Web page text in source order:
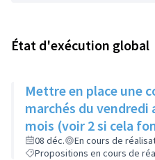
État d'exécution global
Mettre en place une
marchés du vendredi
mois (voir 2 si cela
des produits frais
08 déc.
En cours de
Propositions en cours de